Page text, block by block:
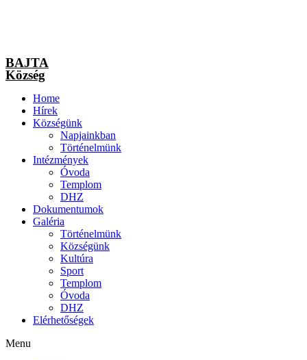
BAJTA
Község
Home
Hírek
Községünk
Napjainkban
Történelmünk
Intézmények
Óvoda
Templom
DHZ
Dokumentumok
Galéria
Történelmünk
Községünk
Kultúra
Sport
Templom
Óvoda
DHZ
Elérhetőségek
Menu